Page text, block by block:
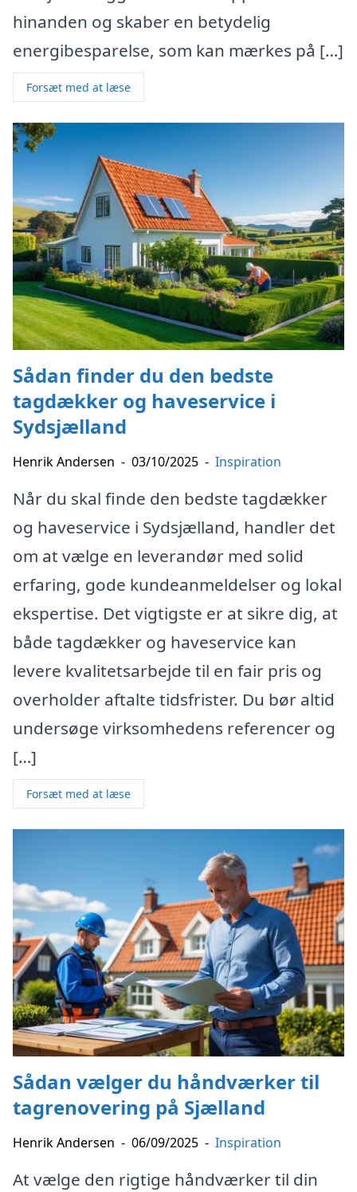
hinanden og skaber en betydelig
energibesparelse, som kan mærkes på […]
Forsæt med at læse
Sådan finder du den bedste
tagdækker og haveservice i
Sydsjælland
Henrik Andersen - 03/10/2025 - Inspiration
Når du skal finde den bedste tagdækker
og haveservice i Sydsjælland, handler det
om at vælge en leverandør med solid
erfaring, gode kundeanmeldelser og lokal
ekspertise. Det vigtigste er at sikre dig, at
både tagdækker og haveservice kan
levere kvalitetsarbejde til en fair pris og
overholder aftalte tidsfrister. Du bør altid
undersøge virksomhedens referencer og
[…]
Forsæt med at læse
Sådan vælger du håndværker til
tagrenovering på Sjælland
Henrik Andersen - 06/09/2025 - Inspiration
At vælge den rigtige håndværker til din